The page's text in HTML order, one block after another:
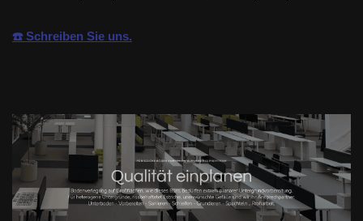
☎️ Schreiben Sie uns.